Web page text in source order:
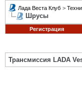
Лада Веста Клуб >
Шрусы
Регистрация
Трансмиссия LADA